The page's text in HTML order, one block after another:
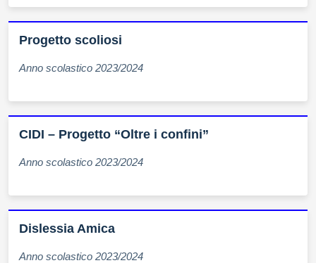
Progetto scoliosi
Anno scolastico 2023/2024
CIDI – Progetto “Oltre i confini”
Anno scolastico 2023/2024
Dislessia Amica
Anno scolastico 2023/2024